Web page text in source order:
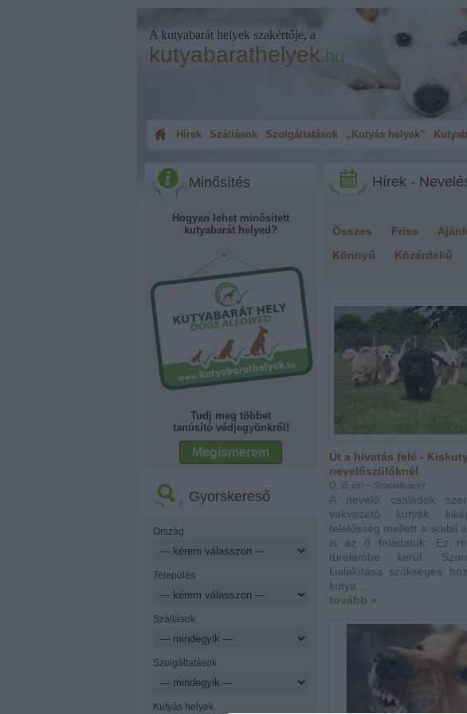
A kutyabarát helyek szakértője, a
kutyabarathelyek.hu
Hírek Szállások Szolgáltatások „Kutyás helyek”
Minősítés
Hogyan lehet minősített
kutyabarát helyed?
Tudj meg többet
tanúsító védjegyünkről!
Megismerem
Gyorskereső
Ország
Település
Szállások
Szolgáltatások
Kutyás helyek
Hírek -
Összes Friss
Könnyű
Közérdekű
Út a hivatás felé -
nevelőszülőknél
Ó, ió, ció – Szocializáció!
A nevelő családok
vakvezető kutyák
felelősség mellett a stabil
is az ő feladatuk. Ez
türelembe kerül.
kialakítása szükséges
kutya...
tovább »